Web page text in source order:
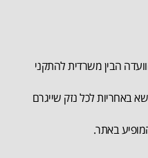
הבין משרדית להתקני
באחריות לכל נזק שייגרם
באתר.